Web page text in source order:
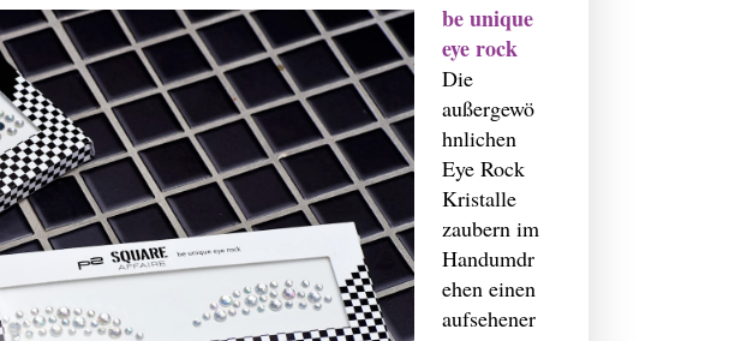
be unique
eye rock
Die
außergewö
hnlichen
Eye Rock
Kristalle
zaubern im
Handumdr
ehen einen
aufsehener